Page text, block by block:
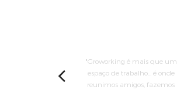
Groworking é mais que um
espaço de trabalho... é onde
reunimos amigos, fazemos